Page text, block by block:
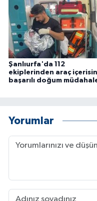
Şanlıurfa'da 112
ekiplerinden araç
başarılı doğum
Yorumlar